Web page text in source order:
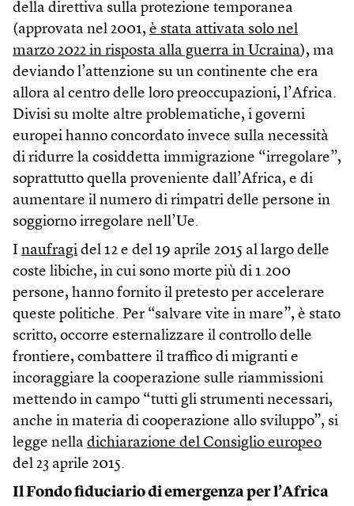
della direttiva sulla protezione temporanea
(approvata nel 2001, è stata attivata solo nel
marzo 2022 in risposta alla guerra in Ucraina), ma
deviando l’attenzione su un continente che era
allora al centro delle loro preoccupazioni, l’Africa.
Divisi su molte altre problematiche, i governi
europei hanno concordato invece sulla necessità
di ridurre la cosiddetta immigrazione “irregolare”,
soprattutto quella proveniente dall’Africa, e di
aumentare il numero di rimpatri delle persone in
soggiorno irregolare nell’Ue.
I naufragi del 12 e del 19 aprile 2015 al largo delle
coste libiche, in cui sono morte più di 1.200
persone, hanno fornito il pretesto per accelerare
queste politiche. Per “salvare vite in mare”, è stato
scritto, occorre esternalizzare il controllo delle
frontiere, combattere il traffico di migranti e
incoraggiare la cooperazione sulle riammissioni
mettendo in campo “tutti gli strumenti necessari,
anche in materia di cooperazione allo sviluppo”, si
legge nella dichiarazione del Consiglio europeo
del 23 aprile 2015.
Il Fondo fiduciario di emergenza per l’Africa